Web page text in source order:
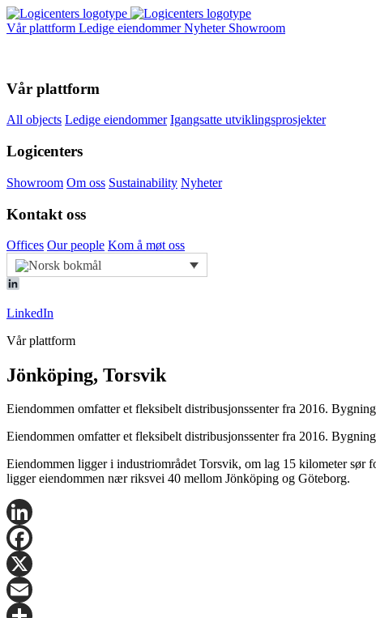
Vår plattform Ledige eiendommerNyheter Showroom
Vår plattform
All objects Ledige eiendommer Igangsatte utviklingsprosjekter
Logicenters
Showroom Om oss Sustainability Nyheter
Kontakt oss
Offices Our people Kom å møt oss
LinkedIn
Vår plattform
Jönköping, Torsvik
Eiendommen omfatter et fleksibelt distribusjonssenter fra 2016.
Eiendommen omfatter et fleksibelt distribusjonssenter fra 2016.
Eiendommen ligger i industriområdet Torsvik, om lag 15 kilometer sør
ligger eiendommen nær riksvei 40 mellom Jönköping og Göteborg.
LinkedIn
Facebook
X